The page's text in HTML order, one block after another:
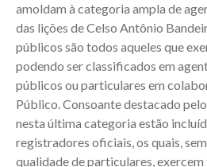
amoldam à categoria ampla de
das lições de Celso Antônio
públicos são todos aqueles que
podendo ser classificados em
públicos ou particulares em
Público. Consoante destacado
nesta última categoria estão
registradores oficiais, os quais,
qualidade de particulares,